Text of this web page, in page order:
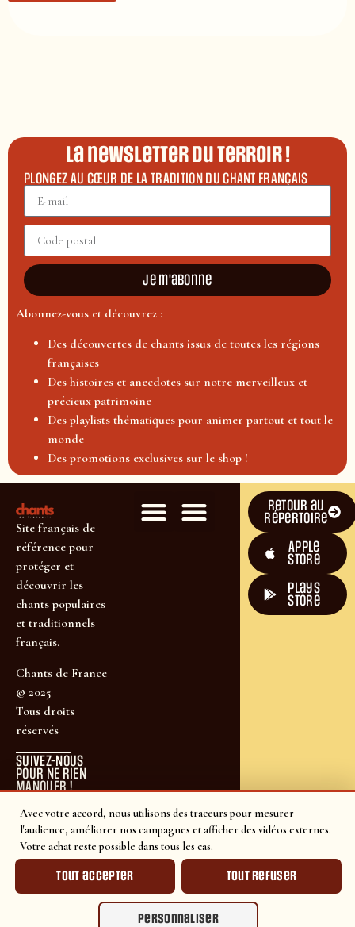
Avec votre accord, nous utilisons des traceurs pour mesurer
l'audience, améliorer nos campagnes et afficher des vidéos externes.
Votre achat reste possible dans tous les cas.
Tout accepter Tout refuser
Personnaliser
La newsletter du terroir !
PLONGEZ AU CŒUR DE LA TRADITION DU CHANT FRANÇAIS
Je m'abonne
Abonnez-vous et découvrez :
Des découvertes de chants issus de toutes les régions
françaises
Des histoires et anecdotes sur notre merveilleux et
précieux patrimoine
Des playlists thématiques pour animer partout et tout le
monde
Des promotions exclusives sur le shop !
Site français de
référence pour
protéger et
découvrir les
chants populaires
et traditionnels
français.
Chants de France
© 2025
Tous droits
réservés
SUIVEZ-NOUS
POUR NE RIEN
MANQUER !
Retour au
répertoire
Apple
Store
plays
store